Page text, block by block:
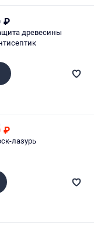
₽
древесины
₽
лазурь